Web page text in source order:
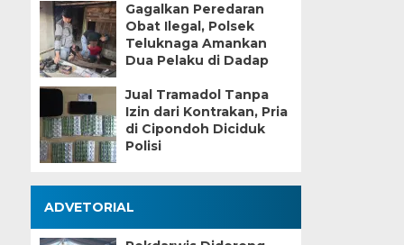
Gagalkan Peredaran
Obat Ilegal, Polsek
Teluknaga Amankan
Dua Pelaku di Dadap
Jual Tramadol Tanpa
Izin dari Kontrakan, Pria
di Cipondoh Diciduk
Polisi
ADVETORIAL